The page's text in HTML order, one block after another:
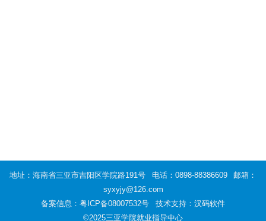
地址：海南省三亚市吉阳区学院路191号 电话：0898-88386609
邮箱：
syxyjy@126.com
备案信息：粤ICP备08007532号
技术支持：汉码软件
©2025三亚学院就业指导中心